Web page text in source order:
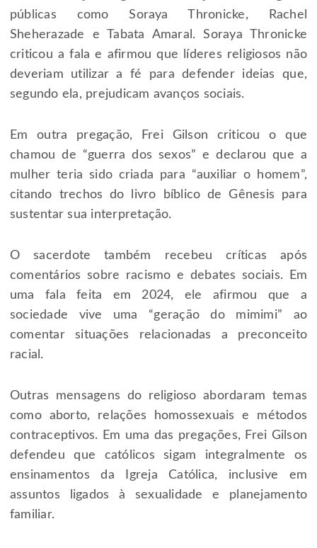
públicas como Soraya Thronicke, Rachel
Sheherazade e Tabata Amaral. Soraya Thronicke
criticou a fala e afirmou que líderes religiosos não
deveriam utilizar a fé para defender ideias que,
segundo ela, prejudicam avanços sociais.
Em outra pregação, Frei Gilson criticou o que
chamou de “guerra dos sexos” e declarou que a
mulher teria sido criada para “auxiliar o homem”,
citando trechos do livro bíblico de Gênesis para
sustentar sua interpretação.
O sacerdote também recebeu críticas após
comentários sobre racismo e debates sociais. Em
uma fala feita em 2024, ele afirmou que a
sociedade vive uma “geração do mimimi” ao
comentar situações relacionadas a preconceito
racial.
Outras mensagens do religioso abordaram temas
como aborto, relações homossexuais e métodos
contraceptivos. Em uma das pregações, Frei Gilson
defendeu que católicos sigam integralmente os
ensinamentos da Igreja Católica, inclusive em
assuntos ligados à sexualidade e planejamento
familiar.